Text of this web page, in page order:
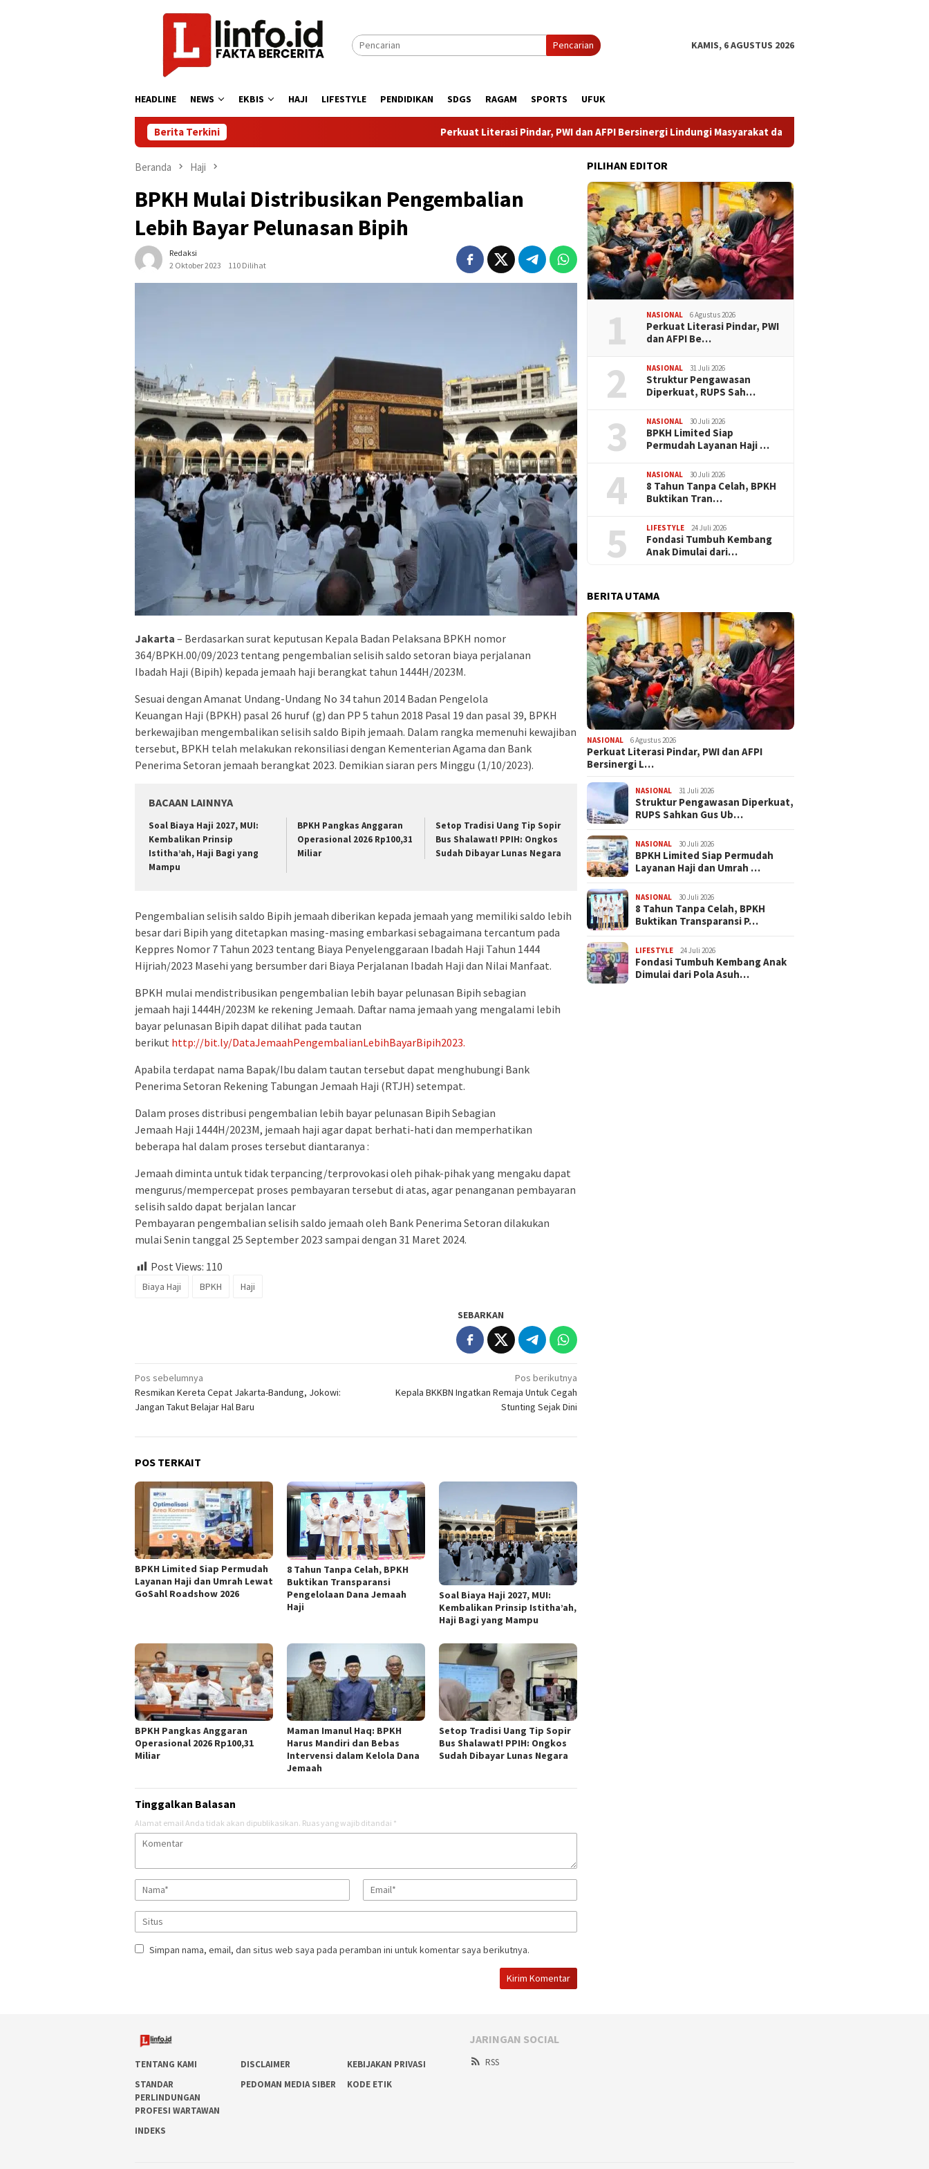
Pencarian KAMIS, 6 AGUSTUS 2026
HEADLINE NEWS EKBIS HAJI LIFESTYLE PENDIDIKAN SDGS RAGAM SPORTS UFUK
Berita Terkini Perkuat Literasi Pindar, PWI dan AFPI Bersinergi Lindungi Masyarakat dari Pinjol Ilegal
Beranda Haji
BPKH Mulai Distribusikan Pengembalian
Lebih Bayar Pelunasan Bipih
Redaksi
2 Oktober 2023
110 Dilihat
Jakarta – Berdasarkan surat keputusan Kepala Badan Pelaksana BPKH nomor
364/BPKH.00/09/2023 tentang pengembalian selisih saldo setoran biaya perjalanan
Ibadah Haji (Bipih) kepada jemaah haji berangkat tahun 1444H/2023M.
Sesuai dengan Amanat Undang-Undang No 34 tahun 2014 Badan Pengelola
Keuangan Haji (BPKH) pasal 26 huruf (g) dan PP 5 tahun 2018 Pasal 19 dan pasal 39, BPKH
berkewajiban mengembalikan selisih saldo Bipih jemaah. Dalam rangka memenuhi kewajiban
tersebut, BPKH telah melakukan rekonsiliasi dengan Kementerian Agama dan Bank
Penerima Setoran jemaah berangkat 2023. Demikian siaran pers Minggu (1/10/2023).
BACAAN LAINNYA
Soal Biaya Haji 2027, MUI:
Kembalikan Prinsip
Istitha’ah, Haji Bagi yang
Mampu
BPKH Pangkas Anggaran
Operasional 2026 Rp100,31
Miliar
Setop Tradisi Uang Tip Sopir
Bus Shalawat! PPIH: Ongkos
Sudah Dibayar Lunas Negara
Pengembalian selisih saldo Bipih jemaah diberikan kepada jemaah yang memiliki saldo lebih
besar dari Bipih yang ditetapkan masing-masing embarkasi sebagaimana tercantum pada
Keppres Nomor 7 Tahun 2023 tentang Biaya Penyelenggaraan Ibadah Haji Tahun 1444
Hijriah/2023 Masehi yang bersumber dari Biaya Perjalanan Ibadah Haji dan Nilai Manfaat.
BPKH mulai mendistribusikan pengembalian lebih bayar pelunasan Bipih sebagian
jemaah haji 1444H/2023M ke rekening Jemaah. Daftar nama jemaah yang mengalami lebih
bayar pelunasan Bipih dapat dilihat pada tautan
berikut http://bit.ly/DataJemaahPengembalianLebihBayarBipih2023.
Apabila terdapat nama Bapak/Ibu dalam tautan tersebut dapat menghubungi Bank
Penerima Setoran Rekening Tabungan Jemaah Haji (RTJH) setempat.
Dalam proses distribusi pengembalian lebih bayar pelunasan Bipih Sebagian
Jemaah Haji 1444H/2023M, jemaah haji agar dapat berhati-hati dan memperhatikan
beberapa hal dalam proses tersebut diantaranya :
Jemaah diminta untuk tidak terpancing/terprovokasi oleh pihak-pihak yang mengaku dapat
mengurus/mempercepat proses pembayaran tersebut di atas, agar penanganan pembayaran
selisih saldo dapat berjalan lancar
Pembayaran pengembalian selisih saldo jemaah oleh Bank Penerima Setoran dilakukan
mulai Senin tanggal 25 September 2023 sampai dengan 31 Maret 2024.
Post Views: 110
Biaya Haji BPKH Haji
SEBARKAN
Navigasi
pos
Pos sebelumnya
Resmikan Kereta Cepat Jakarta-Bandung, Jokowi:
Jangan Takut Belajar Hal Baru
Pos berikutnya
Kepala BKKBN Ingatkan Remaja Untuk Cegah
Stunting Sejak Dini
POS TERKAIT
BPKH Limited Siap Permudah
Layanan Haji dan Umrah Lewat
GoSahl Roadshow 2026
​8 Tahun Tanpa Celah, BPKH
Buktikan Transparansi
Pengelolaan Dana Jemaah
Haji
Soal Biaya Haji 2027, MUI:
Kembalikan Prinsip Istitha’ah,
Haji Bagi yang Mampu
BPKH Pangkas Anggaran
Operasional 2026 Rp100,31
Miliar
Maman Imanul Haq: BPKH
Harus Mandiri dan Bebas
Intervensi dalam Kelola Dana
Jemaah
Setop Tradisi Uang Tip Sopir
Bus Shalawat! PPIH: Ongkos
Sudah Dibayar Lunas Negara
Tinggalkan Balasan
Alamat email Anda tidak akan dipublikasikan. Ruas yang wajib ditandai *
Simpan nama, email, dan situs web saya pada peramban ini untuk komentar saya berikutnya.
PILIHAN EDITOR
1 NASIONAL 6 Agustus 2026
Perkuat Literasi Pindar, PWI
dan AFPI Be…
2 NASIONAL 31 Juli 2026
​Struktur Pengawasan
Diperkuat, RUPS Sah…
3 NASIONAL 30 Juli 2026
BPKH Limited Siap
Permudah Layanan Haji …
4 NASIONAL 30 Juli 2026
​8 Tahun Tanpa Celah, BPKH
Buktikan Tran…
5 LIFESTYLE 24 Juli 2026
Fondasi Tumbuh Kembang
Anak Dimulai dari…
BERITA UTAMA
NASIONAL 6 Agustus 2026
Perkuat Literasi Pindar, PWI dan AFPI
Bersinergi L…
NASIONAL 31 Juli 2026
​Struktur Pengawasan Diperkuat,
RUPS Sahkan Gus Ub…
NASIONAL 30 Juli 2026
BPKH Limited Siap Permudah
Layanan Haji dan Umrah …
NASIONAL 30 Juli 2026
​8 Tahun Tanpa Celah, BPKH
Buktikan Transparansi P…
LIFESTYLE 24 Juli 2026
Fondasi Tumbuh Kembang Anak
Dimulai dari Pola Asuh…
TENTANG KAMI DISCLAIMER
KEBIJAKAN PRIVASI
STANDAR
PERLINDUNGAN
PROFESI WARTAWAN
PEDOMAN MEDIA SIBER KODE ETIK
INDEKS
JARINGAN SOCIAL
RSS